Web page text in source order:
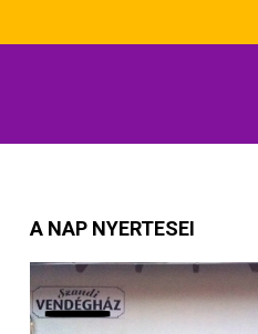
A NAP NYERTESEI